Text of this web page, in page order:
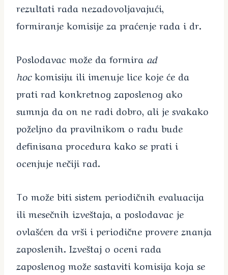
rezultati rada nezadovoljavajući,
formiranje komisije za praćenje rada i dr.
Poslodavac može da formira ad
hockomisiju ili imenuje lice koje će da
prati rad konkretnog zaposlenog ako
sumnja da on ne radi dobro, ali je svakako
poželjno da pravilnikom o radu bude
definisana procedura kako se prati i
ocenjuje nečiji rad.
To može biti sistem periodičnih evaluacija
ili mesečnih izveštaja, a poslodavac je
ovlašćen da vrši i periodične provere znanja
zaposlenih. Izveštaj o oceni rada
zaposlenog može sastaviti komisija koja se